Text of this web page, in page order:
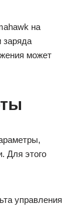
на
заряда
может
Для этого
управления